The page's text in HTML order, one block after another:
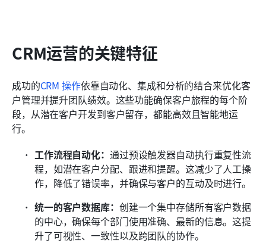
CRM运营的关键特征
成功的CRM 操作依靠自动化、集成和分析的结合来优化客
户管理并提升团队绩效。这些功能确保客户旅程的每个阶
段，从潜在客户开发到客户留存，都能高效且智能地运
行。
工作流程自动化： 通过预设触发器自动执行重复性流
程，如潜在客户分配、跟进和提醒。这减少了人工操
作，降低了错误率，并确保与客户的互动及时进行。
统一的客户数据库： 创建一个集中存储所有客户数据
的中心，确保每个部门使用准确、最新的信息。这提
升了可视性、一致性以及跨团队的协作。